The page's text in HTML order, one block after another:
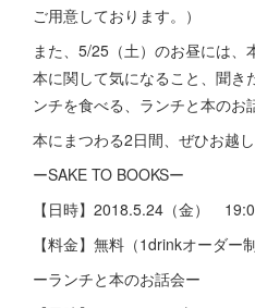
ご用意しております。）
また、5/25（土）のお昼には
本に関して気になること、聞き
ンチを食べる、ランチと本のお
本にまつわる2日間、ぜひお越し
ーSAKE TO BOOKSー
【日時】2018.5.24（金）
【料金】無料（1drinkオーダー制
ーランチと本のお話会ー